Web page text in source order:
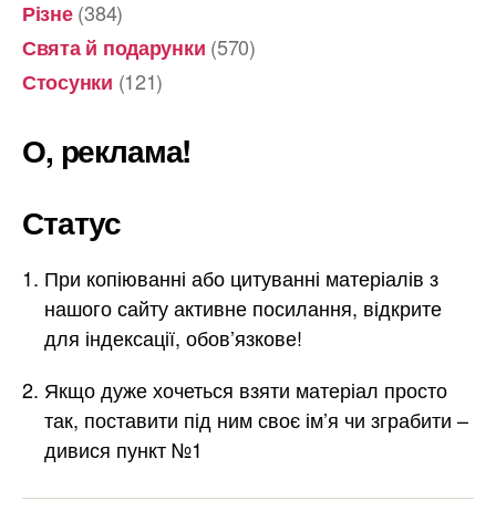
Різне(384)
Свята й подарунки (570)
Стосунки (121)
О, реклама!
Статус
При копіюванні або цитуванні матеріалів з
нашого сайту активне посилання, відкрите
для індексації, обов’язкове!
Якщо дуже хочеться взяти матеріал просто
так, поставити під ним своє ім’я чи зграбити –
дивися пункт №1